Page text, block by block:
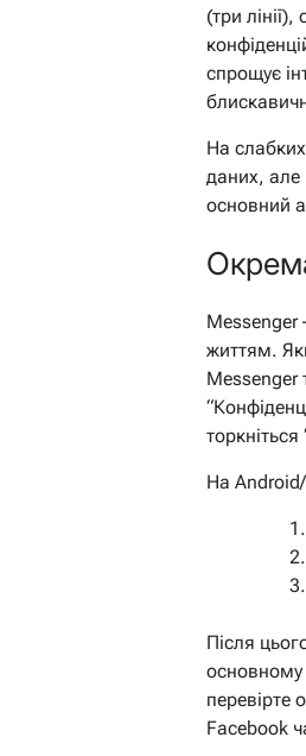
(три
спрощує
На
даних, але
основний
Messenger
життям.
Messenger
На
Після
основному
перевірте
Facebook